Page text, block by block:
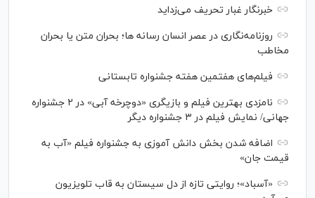
خبرنگار غبار تحریف می‌زداید
روزنامه‌نگاری در عصر انسان رسانه ها؛ بحران متن یا بحران
مخاطب
فیلم‌های هفتمین هفته جشنواره تابستانی
نامزدی بهترین فیلم و بازیگری «دوچرخه آبی» در ۲ جشنواره
جهانی/ نمایش فیلم در ۳ جشنواره دیگر
اضافه شدن بخش دانش آموزی به جشنواره فیلم «آب به
قیمت جان»
«آسباد»؛ روایتی تازه از دل سیستان به قاب تلویزیون